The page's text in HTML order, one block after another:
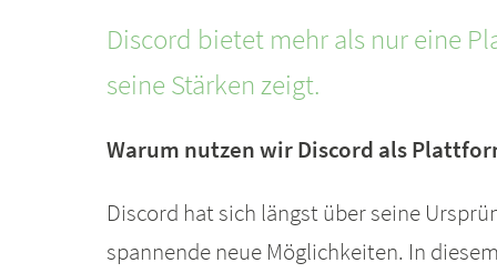
Discord bietet mehr als nur eine
seine Stärken zeigt.
Warum nutzen wir Discord als
Discord hat sich längst über seine
spannende neue Möglichkeiten. In